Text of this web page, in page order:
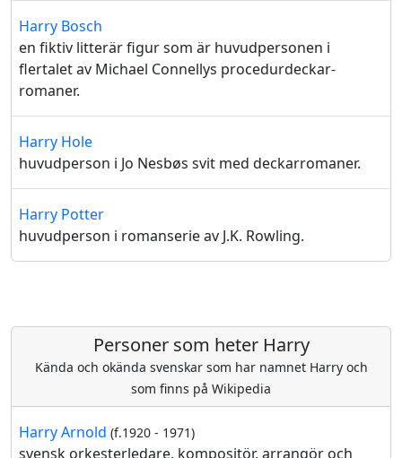
Harry Bosch
en fiktiv litterär figur som är huvudpersonen i
flertalet av Michael Connellys procedurdeckar-
romaner.
Harry Hole
huvudperson i Jo Nesbøs svit med deckarromaner.
Harry Potter
huvudperson i romanserie av J.K. Rowling.
Personer som heter Harry
Kända och okända svenskar som har namnet Harry och
som finns på Wikipedia
Harry Arnold (f.1920 - 1971)
svensk orkesterledare, kompositör, arrangör och